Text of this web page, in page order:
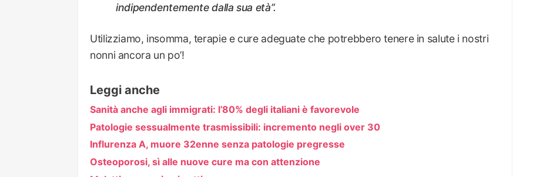
indipendentemente dalla sua età”.
Utilizziamo, insomma, terapie e cure adeguate che potrebbero tenere in salute i nostri
nonni ancora un po’!
Leggi anche
Sanità anche agli immigrati: l’80% degli italiani è favorevole
Patologie sessualmente trasmissibili: incremento negli over 30
Influrenza A, muore 32enne senza patologie pregresse
Osteoporosi, sì alle nuove cure ma con attenzione